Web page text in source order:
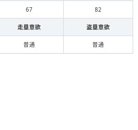
67 82
走塁意欲 盗塁意欲
普通 普通